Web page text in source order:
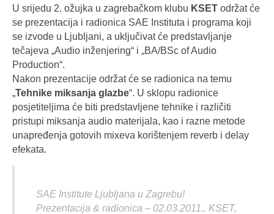
U srijedu 2. ožujka u zagrebačkom klubu KSET održat će
se prezentacija i radionica SAE Instituta i programa koji
se izvode u Ljubljani, a uključivat će predstavljanje
tečajeva „Audio inženjering“ i „BA/BSc of Audio
Production“.
Nakon prezentacije održat će se radionica na temu
„Tehnike miksanja glazbe“. U sklopu radionice
posjetiteljima će biti predstavljene tehnike i različiti
pristupi miksanja audio materijala, kao i razne metode
unapređenja gotovih mixeva korištenjem reverb i delay
efekata.
SAE Institute Ljubljana u Zagrebu!
Prezentacija & radionica – 02.03.2011., KSET,